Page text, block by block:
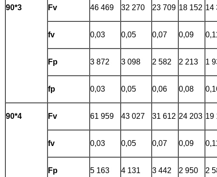
90*3 Fv 46 469 32 270 23 709 18 152 14
fv 0,03 0,05 0,07 0,09
Fp 3 872 3 098 2 582 2 213 1
fp 0,03 0,05 0,06 0,08
90*4 Fv 61 959 43 027 31 612 24 203 19
fv 0,03 0,05 0,07 0,09
Fp 5 163 4 131 3 442 2 950 2